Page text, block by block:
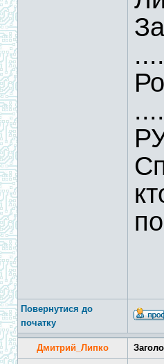
Повернутися до
початку
Дмитрий_Липко